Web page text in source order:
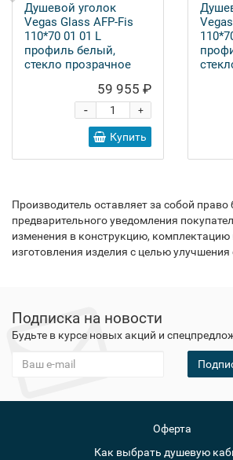
Душевой уголок
Vegas Glass AFP-Fis
110*70 01 01 L
профиль белый,
стекло прозрачное
59 955 ₽
+
-
Купить
Производитель оставляет за собой право
предварительного уведомления
изменения в конструкцию, комплектацию
изготовления изделия с целью улучшения
Подписка на новости
Будьте в курсе новых акций и
Оферта
Как выбрать душевую